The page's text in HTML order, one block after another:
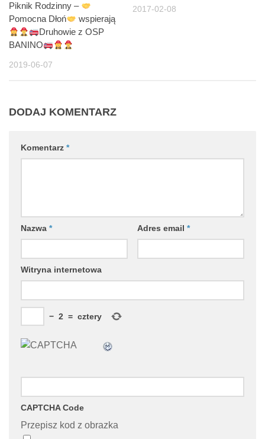
Piknik Rodzinny –
Pomocna Dłoń
wspierają
Druhowie z OSP
BANINO
2019-06-07
2017-02-08
DODAJ KOMENTARZ
Komentarz *
Nazwa * Adres email *
Witryna internetowa
− 2 = cztery
CAPTCHA Code
Przepisz kod z obrazka